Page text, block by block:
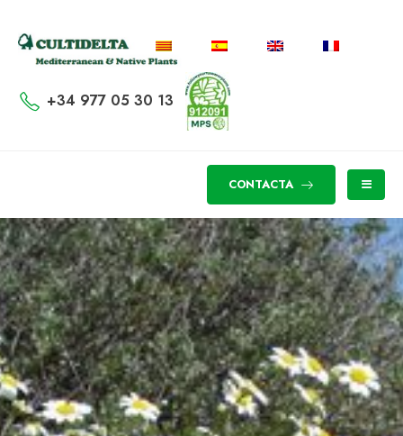
+34 977 05 30 13
CONTACTA